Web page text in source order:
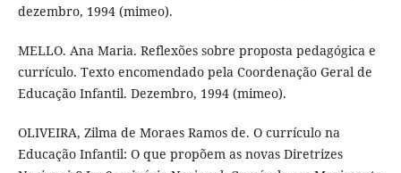
dezembro, 1994 (mimeo).
MELLO. Ana Maria. Reflexões sobre proposta pedagógica e
currículo. Texto encomendado pela Coordenação Geral de
Educação Infantil. Dezembro, 1994 (mimeo).
OLIVEIRA, Zilma de Moraes Ramos de. O currículo na
Educação Infantil: O que propõem as novas Diretrizes